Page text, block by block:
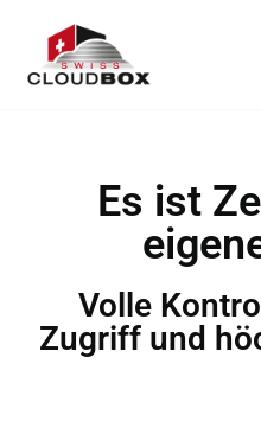
Zum
Inhalt
Es ist
Volle
Zugriff und